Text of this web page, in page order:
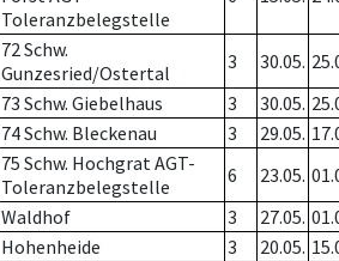
Toleranzbelegstelle
72 Schw.
Gunzesried/Ostertal
3 30.05.
73 Schw. Giebelhaus 3 30.05.
74 Schw. Bleckenau 3 29.05.
75 Schw. Hochgrat AGT-
Toleranzbelegstelle
6 23.05.
Waldhof 3 27.05.
Hohenheide 3 20.05.